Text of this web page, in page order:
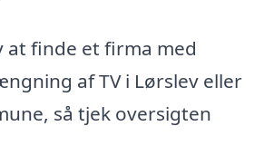
at finde et firma med
af TV i Lørslev eller
så tjek oversigten